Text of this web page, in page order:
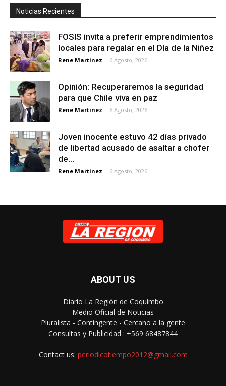
Noticias Recientes
FOSIS invita a preferir emprendimientos
locales para regalar en el Día de la Niñez
Rene Martinez - 6 Agosto, 2026
Opinión: Recuperaremos la seguridad
para que Chile viva en paz
Rene Martinez - 6 Agosto, 2026
Joven inocente estuvo 42 días privado
de libertad acusado de asaltar a chofer
de...
Rene Martinez - 6 Agosto, 2026
ABOUT US
Diario La Región de Coquimbo
Medio Oficial de Noticias
Pluralista - Contingente - Cercano a la gente
Consultas y Publicidad : +569 68487844
Contact us: periodicotiempo2012@gmail.com